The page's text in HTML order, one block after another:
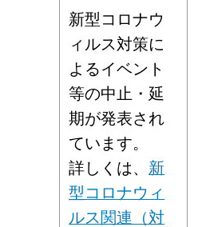
新型コロナウ
ィルス対策に
よるイベント
等の中止・延
期が発表され
ています。
詳しくは、 新
型コロナウィ
ルス関連（対